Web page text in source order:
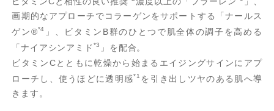
画期的なアプローチでコラーゲンをサポートする「ナールス
ゲン®*4
」、ビタミンB群のひとつで肌全体の調子を高める
「ナイアシンアミド *3
」を配合。
ビタミンCとともに乾燥から始まるエイジングサインにアプ
ローチし、使うほどに透明感*1 を引き出しツヤのある肌へ導
きます。